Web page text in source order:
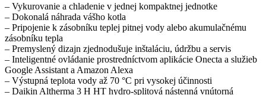
– Vykurovanie a chladenie v jednej kompaktnej jednotke
– Dokonalá náhrada vášho kotla
– Pripojenie k zásobníku teplej pitnej vody alebo akumulačnému
zásobníku tepla
– Premyslený dizajn zjednodušuje inštaláciu, údržbu a servis
– Inteligentné ovládanie prostredníctvom aplikácie Onecta a služieb
Google Assistant a Amazon Alexa
– Výstupná teplota vody až 70 °C pri vysokej účinnosti
– Daikin Altherma 3 H HT hydro-splitová nástenná vnútorná